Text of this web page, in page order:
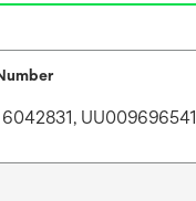
UU009696541